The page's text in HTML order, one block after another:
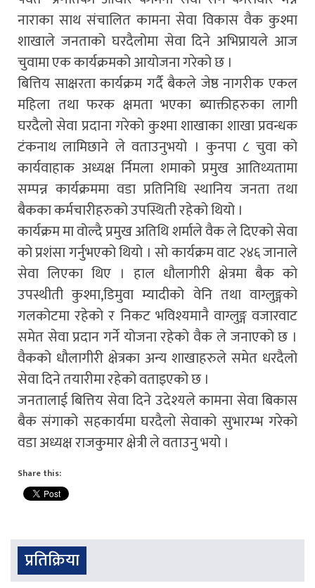
नाराका साथ संचालित कामना सेवा विकास वैक कुश्मा
शाखाले जनताको घरदैलोमा सेवा दिने अभिप्रायले आज
चुवामा एक कार्यक्रमको आयोजना गरेको छ ।
बित्तिय साक्षरता कार्यक्रम गर्दै बैकले जेष्ठ नागरीक एकल
महिला तथा फरक क्षमता भएका ब्याक्तीहरुका लागी
घरदैलो सेवा प्रदाना गरेको कुश्मा शाखाका शाखा प्रवन्धक
टंकनाथ लामिछाने ले वताउनुभयो । कुनपा ८ चुवा को
कार्यवाहाक अध्यक्ष र्निमला शमाको प्रमुख आतिथ्यतामा
सम्पन्न कार्यक्रममा वडा प्रतिनिधि स्थानिय जनता तथा
बैकका कर्मचारीहरुको उपस्थिती रहेको थियो ।
कार्यक्रम मा वोल्दै प्रमुख अतिथि शर्माले वैक ले दिएको सेवा
को प्रशंसा गर्नुभएको थियो । सो कार्यक्रम वाट २४६ जानाले
सेवा लिएका थिए । हाल धौलागीरी क्षेत्रमा बैक को
उपस्थीती कुश्मा,डिमुवा म्यादीको वेनि तथा वाग्लुङ्गको
गलकोटमा रहेको र निकट भविश्यमानै वाग्लुङ्ग वजारवाट
समेत सेवा प्रदान गर्ने योजना रहेको वैक ले जनाएको छ ।
वैकको धौलागीरी क्षेत्रका अन्य शाखाहरुले समेत धरदैलो
सेवा दिने तयारीमा रहेको वताइएको छ ।
जनतालाई बित्तिय सेवा दिने उदेश्यले कामना सेवा बिकास
बैक संगाको सहकार्यमा घरदैलो सेवाको सुभारम्भ गरेको
वडा अध्यक्ष राजकुमार क्षेत्री ले वताउनु भयो ।
Share this:
प्रतिक्रिया